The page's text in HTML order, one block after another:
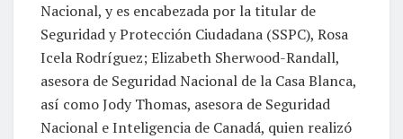
Nacional, y es encabezada por la titular de
Seguridad y Protección Ciudadana (SSPC), Rosa
Icela Rodríguez; Elizabeth Sherwood-Randall,
asesora de Seguridad Nacional de la Casa Blanca,
así como Jody Thomas, asesora de Seguridad
Nacional e Inteligencia de Canadá, quien realizó